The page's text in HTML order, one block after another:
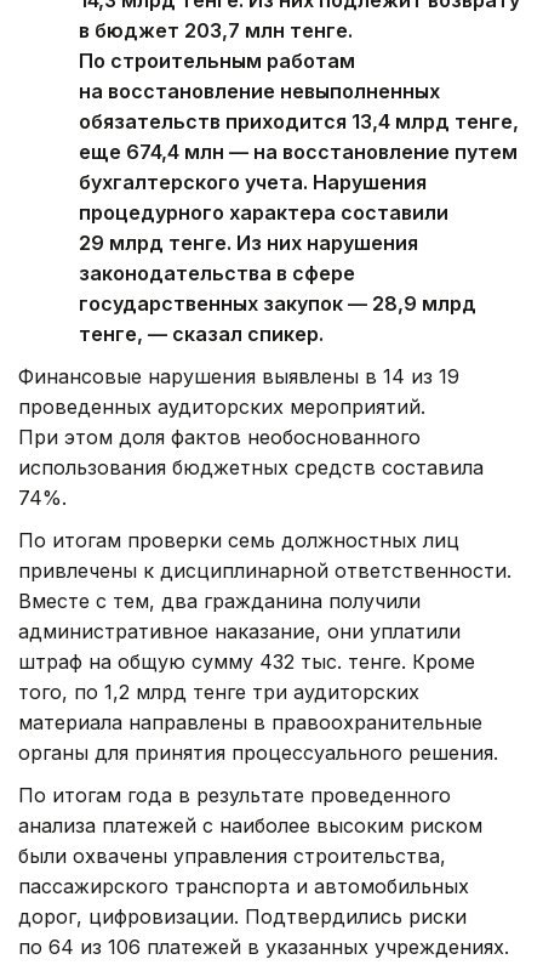
в бюджет 203,7 млн тенге.
По строительным работам
на восстановление невыполненных
обязательств приходится 13,4 млрд тенге,
еще 674,4 млн — на восстановление путем
бухгалтерского учета. Нарушения
процедурного характера составили
29 млрд тенге. Из них нарушения
законодательства в сфере
государственных закупок — 28,9 млрд
тенге, — сказал спикер.
Финансовые нарушения выявлены в 14 из 19
проведенных аудиторских мероприятий.
При этом доля фактов необоснованного
использования бюджетных средств составила
74%.
По итогам проверки семь должностных лиц
привлечены к дисциплинарной ответственности.
Вместе с тем, два гражданина получили
административное наказание, они уплатили
штраф на общую сумму 432 тыс. тенге. Кроме
того, по 1,2 млрд тенге три аудиторских
материала направлены в правоохранительные
органы для принятия процессуального решения.
По итогам года в результате проведенного
анализа платежей с наиболее высоким риском
были охвачены управления строительства,
пассажирского транспорта и автомобильных
дорог, цифровизации. Подтвердились риски
по 64 из 106 платежей в указанных учреждениях.